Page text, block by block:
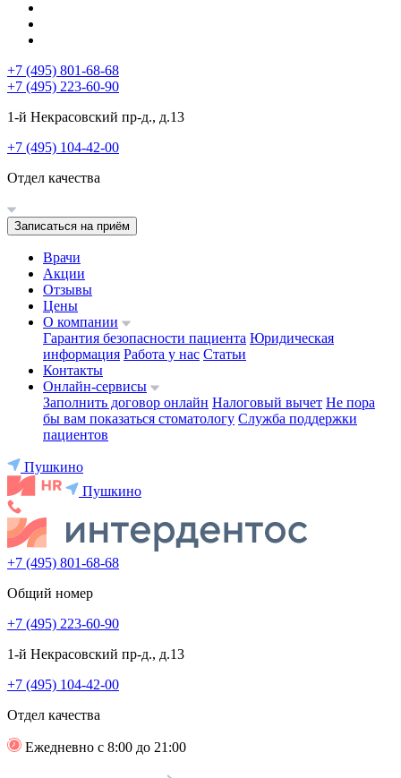
+7 (495) 801-68-68
+7 (495) 223-60-90
1-й Некрасовский пр-д., д.13
+7 (495) 104-42-00
Отдел качества
Записаться на приём
Врачи
Акции
Отзывы
Цены
О компании
Гарантия безопасности пациента Юридическая
информация Работа у нас Статьи
Контакты
Онлайн-сервисы
Заполнить договор онлайн Налоговый вычет Не пора
бы вам показаться стоматологу Служба поддержки
пациентов
Пушкино
Пушкино
+7 (495) 801-68-68
Общий номер
+7 (495) 223-60-90
1-й Некрасовский пр-д., д.13
+7 (495) 104-42-00
Отдел качества
Ежедневно с 8:00 до 21:00